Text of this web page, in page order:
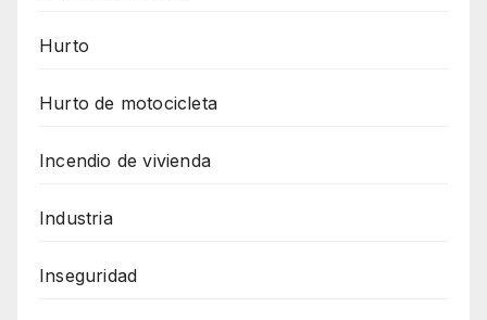
Hurto
Hurto de motocicleta
Incendio de vivienda
Industria
Inseguridad